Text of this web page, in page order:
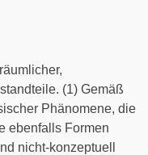
(1) Gemäß
Phänomene, die
ebenfalls Formen
nicht-konzeptuell